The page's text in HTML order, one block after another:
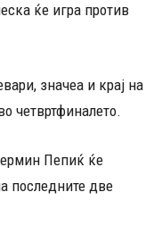
ќе игра против
значеа и крај на
четвртфиналето.
Пепиќ ќе
последните две